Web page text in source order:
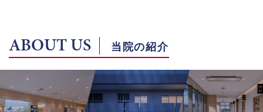
ABOUT US 当院の紹介